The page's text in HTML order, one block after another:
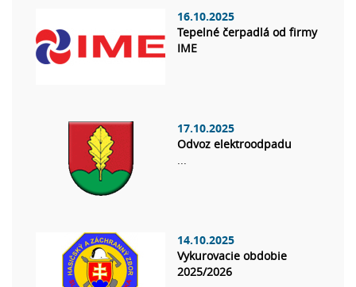
16.10.2025
Tepelné čerpadlá od firmy
IME
17.10.2025
Odvoz elektroodpadu
...
14.10.2025
Vykurovacie obdobie
2025/2026